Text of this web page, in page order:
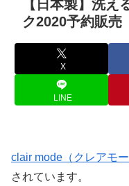
【日本製】洗え
ク2020予約販売
X
LINE
clair mode（クレアモー
されています。